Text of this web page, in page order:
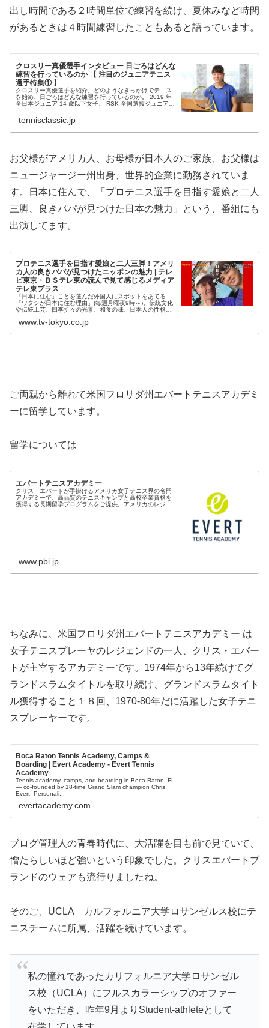
出し時間である２時間単位で練習を続け、夏休みなど時間
があるときは４時間練習したこともあると語っています。
クロスリー真優選手インタビュー 日ごろはどんな
練習を行っているのか 【 注目のジュニアテニス
選手特集① 】
クロスリー真優選手を紹介。どのようなきっかけでテニス
を始め、日ごろはどんな練習を行っているのか。 2019 年
全日本ジュニア 14 歳以下女子、 RSK 全国選抜ジュニア
目のジュニア選...
tennisclassic.jp
お父様がアメリカ人、お母様が日本人のご家族、お父様は
ニュージャージー州出身、世界的企業に勤務されていま
す。日本に住んで、「プロテニス選手を目指す愛娘と二人
三脚、良きパパが見つけた日本の魅力」という、番組にも
出演してます。
プロテニス選手を目指す愛娘と二人三脚！アメリ
カ人の良きパパが見つけたニッポンの魅力 | テレ
ビ東京・ＢＳテレ東の読んで見て感じるメディア
テレ東プラス
「日本に住む」ことを選んだ外国人にスポットをあてる
「ワタシが日本に住む理由」(毎週月曜夜9時～)。伝統文化
や伝統工芸、四季折々の光景、和食の味、日本人の性格な
www.tv-tokyo.co.jp
ご両親から離れて米国フロリダ州エバートテニスアカデミ
ーに留学しています。
留学については
エバートテニスアカデミー
クリス・エバートが手掛けるアメリカ女子テニス界の名門
アカデミーで、高品質のテニスキャンプと高校卒業資格を
獲得する長期留学プログラムをご提供。アメリカのレジェ
www.pbi.jp
ちなみに、米国フロリダ州エバートテニスアカデミー は
女子テニスプレーヤのレジェンドの一人、クリス・エバー
トが主宰するアカデミーです。1974年から13年続けてグ
ランドスラムタイトルを取り続け、グランドスラムタイト
ル獲得すること１８回、1970-80年だに活躍した女子テニ
スプレーヤーです。
Boca Raton Tennis Academy, Camps &
Boarding | Evert Academy - Evert Tennis
Academy
Tennis academy, camps, and boarding in Boca Raton, FL
— co-founded by 18-time Grand Slam champion Chris
Evert. Personali...
evertacademy.com
ブログ管理人の青春時代に、大活躍を目も前で見ていて、
憎たらしいほど強いという印象でした。クリスエバートブ
ランドのウェアも流行りましたね。
そのご、UCLA カルフォルニア大学ロサンゼルス校にテ
ニスチームに所属、活躍を続けています。
私の憧れであったカリフォルニア大学ロサンゼル
ス校（UCLA）にフルスカラーシップのオファー
をいただき、昨年9月よりStudent-athleteとして